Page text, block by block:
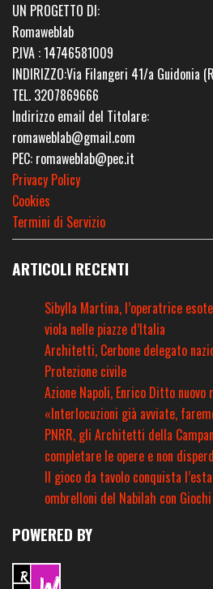
UN PROGETTO DI:
Romaweblab
P.IVA : 14746581009
INDIRIZZO:Via Filangeri 41/a Guidonia
TEL. 3207869666
Indirizzo email del Titolare:
romaweblab@gmail.com
PEC: romaweblab@pec.it
Privacy Policy
Cookies
Termini di Servizio
ARTICOLI RECENTI
Sibylla Martina, l’operatrice
viola nelle piazze d’Italia
Architetti, Cerbone delegato
Protezione civile
Azione Napoli, Enrico Ditto
«Interlocuzioni già avviate,
PNRR, gli Architetti della
completare le opere e non
Il gioco da tavolo conquista
ombrelloni del Nabilah con
POWERED BY